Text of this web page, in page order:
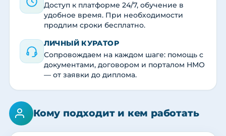
Доступ к платформе 24/7, обучение в
удобное время. При необходимости
продлим сроки бесплатно.
ЛИЧНЫЙ КУРАТОР
Сопровождаем на каждом шаге: помощь с
документами, договором и порталом НМО
— от заявки до диплома.
Кому подходит и кем работать